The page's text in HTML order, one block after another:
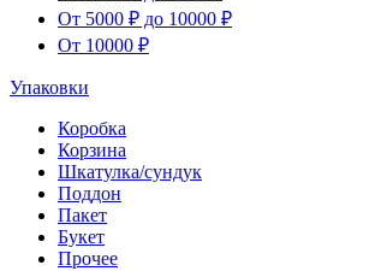
От 5000 ₽ до 10000 ₽
От 10000 ₽
Упаковки
Коробка
Корзина
Шкатулка/сундук
Поддон
Пакет
Букет
Прочее